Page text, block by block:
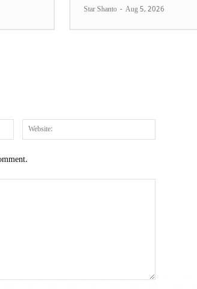
Star Shanto - Aug 5, 2026
Email:*